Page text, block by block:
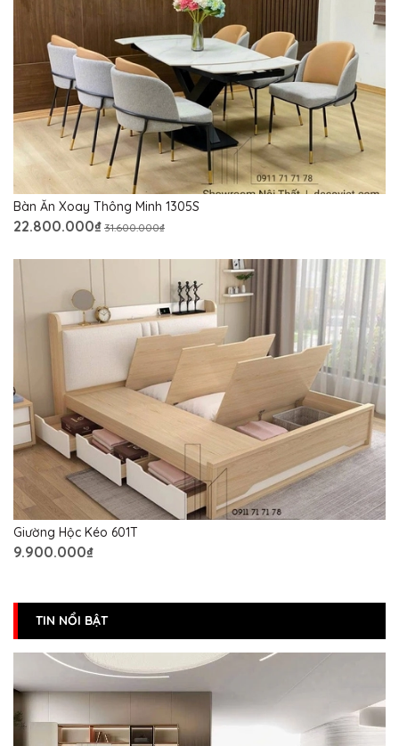
Bàn Ăn Xoay Thông Minh 1305S
22.800.000₫ 31.600.000₫
Giường Hộc Kéo 601T
9.900.000₫
TIN NỔI BẬT